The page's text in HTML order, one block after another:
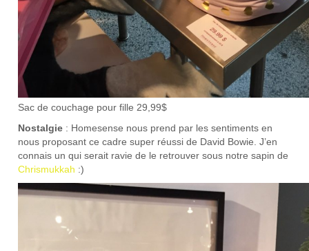
Sac de couchage pour fille 29,99$
Nostalgie : Homesense nous prend par les sentiments en
nous proposant ce cadre super réussi de David Bowie. J’en
connais un qui serait ravie de le retrouver sous notre sapin de
Chrismukkah :)